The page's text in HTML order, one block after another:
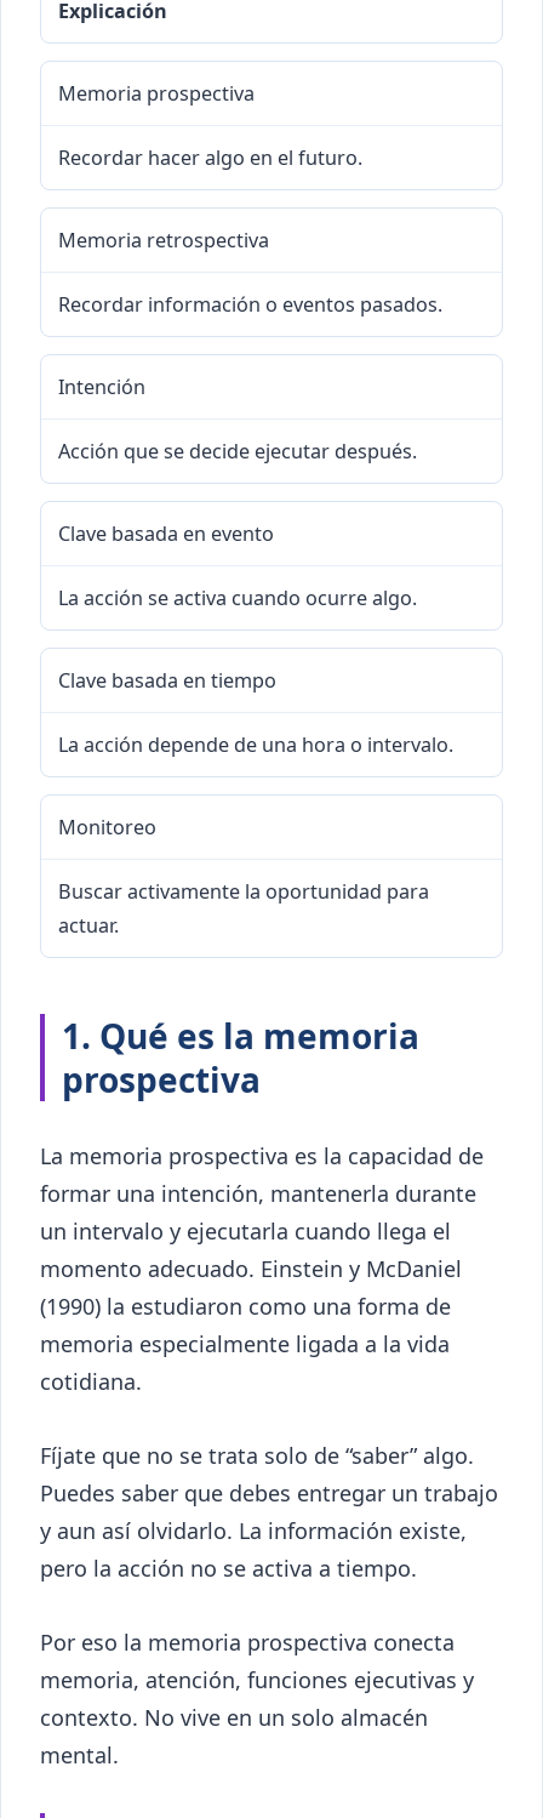
Explicación
Memoria prospectiva
Recordar hacer algo en el futuro.
Memoria retrospectiva
Recordar información o eventos pasados.
Intención
Acción que se decide ejecutar después.
Clave basada en evento
La acción se activa cuando ocurre algo.
Clave basada en tiempo
La acción depende de una hora o intervalo.
Monitoreo
Buscar activamente la oportunidad para
actuar.
1. Qué es la memoria
prospectiva
La memoria prospectiva es la capacidad de
formar una intención, mantenerla durante
un intervalo y ejecutarla cuando llega el
momento adecuado. Einstein y McDaniel
(1990) la estudiaron como una forma de
memoria especialmente ligada a la vida
cotidiana.
Fíjate que no se trata solo de “saber” algo.
Puedes saber que debes entregar un trabajo
y aun así olvidarlo. La información existe,
pero la acción no se activa a tiempo.
Por eso la memoria prospectiva conecta
memoria, atención, funciones ejecutivas y
contexto. No vive en un solo almacén
mental.